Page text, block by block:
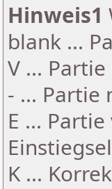
Hinweis1
blank ...
V ...
- ... Partie
E ...
K ...